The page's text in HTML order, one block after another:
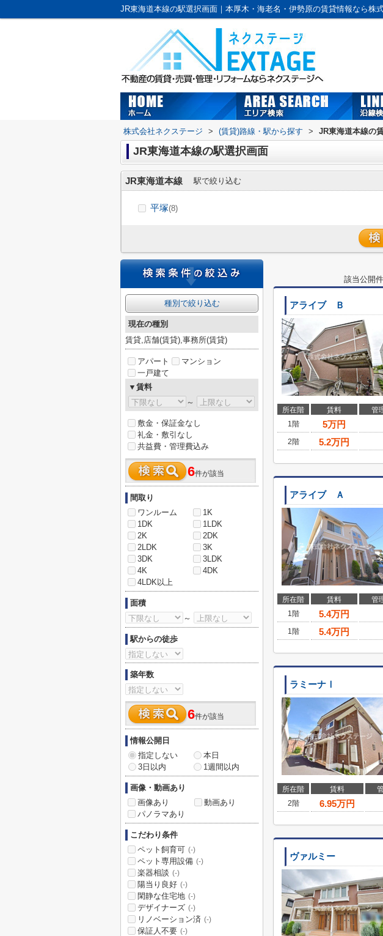
株式会社ネクステージ > (賃貸)路線・駅から探す > JR東海道本線の
JR東海道本線の駅選択画面
JR東海道本線 駅で絞り込む
平塚(8)
該当公開
アライブ Ｂ
所在階 賃料 管
1階
5万円
2階
5.2万円
アライブ Ａ
所在階 賃料 管
1階
5.4万円
1階
5.4万円
ラミーナⅠ
所在階 賃料
2階
6.95万円
ヴァルミー
種別で絞り込む
現在の種別
賃貸,店舗(賃貸),事務所(賃貸)
アパート
マンション
一戸建て
▼賃料
～
敷金・保証金なし
礼金・敷引なし
共益費・管理費込み
6件が該当
間取り
ワンルーム
1K
1DK
1LDK
2K
2DK
2LDK
3K
3DK
3LDK
4K
4DK
4LDK以上
面積
～
駅からの徒歩
築年数
6件が該当
情報公開日
指定しない
本日
3日以内
1週間以内
画像・動画あり
画像あり
動画あり
パノラマあり
こだわり条件
ペット飼育可 (-)
ペット専用設備 (-)
楽器相談 (-)
陽当り良好 (-)
閑静な住宅地 (-)
デザイナーズ (-)
リノベーション済 (-)
保証人不要 (-)